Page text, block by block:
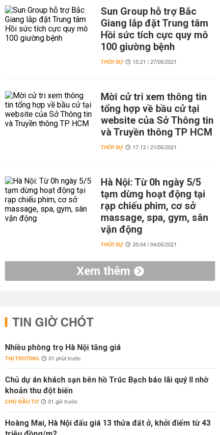
Sun Group hỗ trợ Bắc
Giang lắp đặt Trung tâm
Hồi sức tích cực quy mô
100 giường bệnh
THỜI SỰ 15:21 | 27/05/2021
Mời cử tri xem thông tin
tổng hợp về bầu cử tại
website của Sở Thông tin
và Truyền thông TP HCM
THỜI SỰ 17:13 | 21/05/2021
Hà Nội: Từ 0h ngày 5/5
tạm dừng hoạt động tại
rạp chiếu phim, cơ sở
massage, spa, gym, sân
vận động
THỜI SỰ 20:04 | 04/05/2021
Xem thêm
TIN GIỜ CHÓT
Nhiều phòng trọ Hà Nội tăng giá
THỊ TRƯỜNG 01 phút trước
Chủ dự án khách sạn bên hồ Trúc Bạch báo lãi quý II nhờ
khoản thu đột biến
CHỦ ĐẦU TƯ 01 giờ trước
Hoàng Mai, Hà Nội đấu giá 13 thửa đất ở, khởi điểm từ 43